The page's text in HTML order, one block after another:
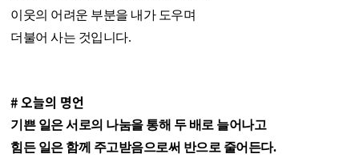
이웃의 어려운 부분을 내가 도우며
더불어 사는 것입니다.
# 오늘의 명언
기쁜 일은 서로의 나눔을 통해 두 배로 늘어나고
힘든 일은 함께 주고받음으로써 반으로 줄어든다.